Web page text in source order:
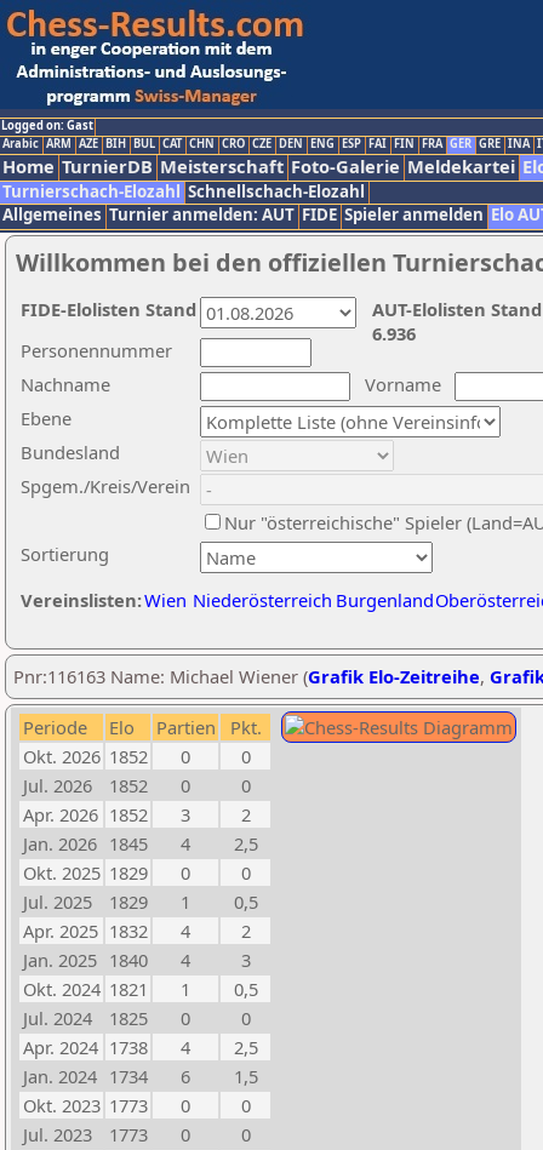
Logged on: Gast
Arabic ARM AZE BIH BUL CAT CHN CRO CZE DEN ENG ESP FAI FIN FRA GER GRE INA
Home TurnierDB Meisterschaft Foto-Galerie Meldekartei
Turnierschach-Elozahl Schnellschach-Elozahl
Allgemeines Turnier anmelden: AUT FIDE Spieler anmelden Elo
Willkommen bei den offiziellen
Nachname
Vorname
Ebene
Sortierung
Personennummer
Bundesland
Spgem./Kreis/Verein
Nur "österreichische" Spieler
Vereinslisten:Wien Niederösterreich Burgenland
AUT-Elolisten
6.936
FIDE-Elolisten Stand
Pnr:116163 Name: Michael Wiener (Grafik Elo-Zeitreihe,
Periode Elo Partien
Pkt.
Okt. 2026 1852 0
0
Jul. 2026
1852 0
0
Apr. 2026 1852 3
2
Jan. 2026 1845 4
2,5
Okt. 2025 1829 0
0
Jul. 2025
1829 1
0,5
Apr. 2025 1832 4
2
Jan. 2025 1840 4
3
Okt. 2024 1821 1
0,5
Jul. 2024
1825 0
0
Apr. 2024 1738 4
2,5
Jan. 2024 1734 6
1,5
Okt. 2023 1773 0
0
Jul. 2023
1773 0
0